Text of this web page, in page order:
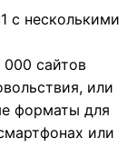
с несколькими
сайтов
или
форматы для
или